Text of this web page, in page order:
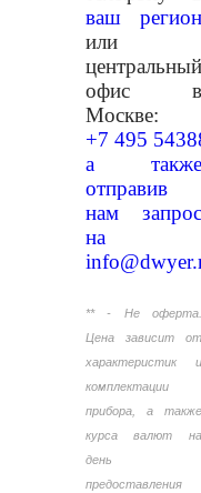
ваш регион
или
центральный
офис в
Москве:
+7 495
а также
отправив
нам запрос
на
** - Не оферта.
Цена зависит от
характеристик и
комплектации
прибора, а также
курса валют на
день
предоставления